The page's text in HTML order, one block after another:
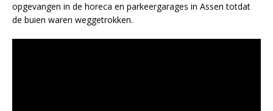
opgevangen in de horeca en parkeergarages in Assen totdat
de buien waren weggetrokken.